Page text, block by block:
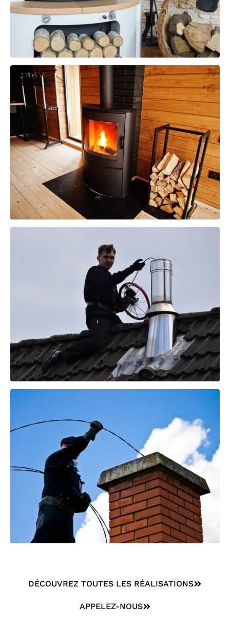
DÉCOUVREZ TOUTES LES RÉALISATIONS
APPELEZ-NOUS